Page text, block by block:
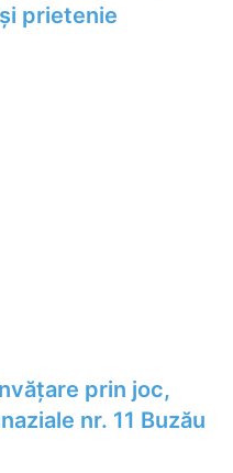
prietenie
prin joc,
nr. 11 Buzău